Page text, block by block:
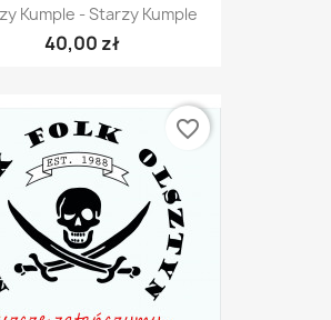
Kumple - Starzy Kumple
40,00 zł
favorite_border